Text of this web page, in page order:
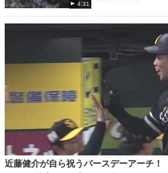
4:31
近藤健介が自ら祝うバースデーアーチ